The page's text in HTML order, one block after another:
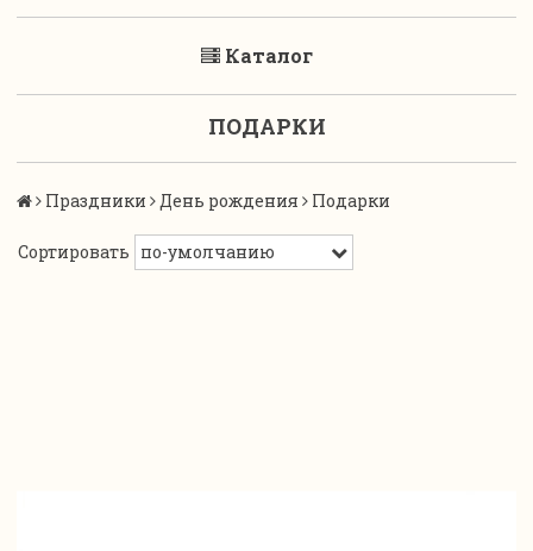
Каталог
ПОДАРКИ
Праздники День рождения Подарки
Сортировать